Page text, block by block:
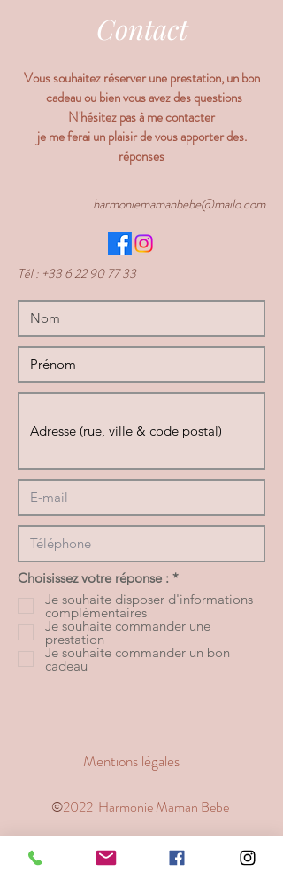
Contact
Vous souhaitez réserver une prestation, un bon
cadeau ou bien vous avez des questions
N'hésitez pas à me contacter
.je me ferai un plaisir de vous apporter des
réponses
harmoniemamanbebe@mailo.com
Tél : +33 6 22 90 77 33
Choisissez votre réponse : *O
l
g
t
Je souhaite disposer d'informations
complémentaires
Je souhaite commander une
prestation
Je souhaite commander un bon
cadeau
Mentions légales
©️2022 Harmonie Maman Bebe